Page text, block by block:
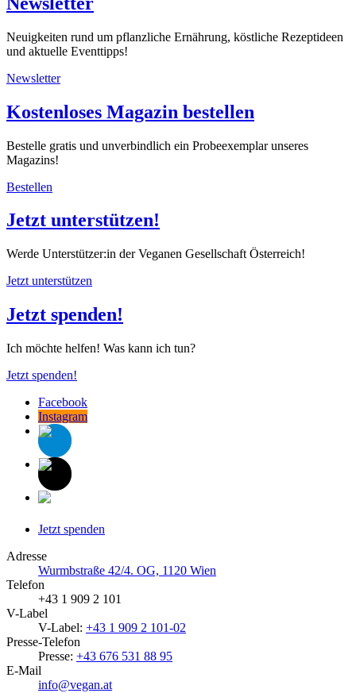
Neuigkeiten rund um pflanzliche Ernährung, köstliche Rezeptideen
und aktuelle Eventtipps!
Newsletter
Kostenloses Magazin bestellen
Bestelle gratis und unverbindlich ein Probeexemplar unseres
Magazins!
Bestellen
Jetzt unterstützen!
Werde Unterstützer:in der Veganen Gesellschaft Österreich!
Jetzt unterstützen
Jetzt spenden!
Ich möchte helfen! Was kann ich tun?
Jetzt spenden!
Facebook
Instagram
Jetzt spenden
Adresse
Wurmbstraße 42/4. OG, 1120 Wien
Telefon
+43 1 909 2 101
V-Label
V-Label: +43 1 909 2 101-02
Presse-Telefon
Presse: +43 676 531 88 95
E-Mail
info@vegan.at